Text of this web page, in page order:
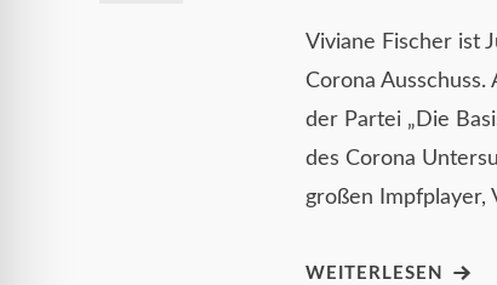
Viviane Fischer ist
Corona
der Partei „Die
des Corona
großen Impfplayer,
WEITERLESEN